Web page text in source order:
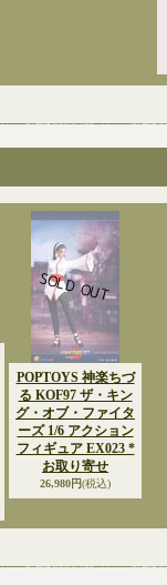
POPTOYS 神楽ちづ
る KOF97 ザ・キン
グ・オブ・ファイタ
ーズ 1/6 アクション
フィギュア EX023 *
お取り寄せ
26,980円(税込)